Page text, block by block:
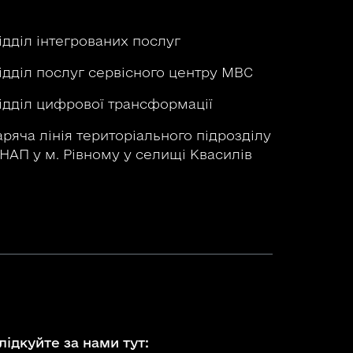
інтегрованих послуг
послуг сервісного центру МВС
цифрової трансформації
лінія територіального підрозділу
у м. Рівному у селищі Квасилів
за нами тут: